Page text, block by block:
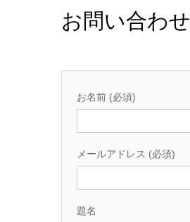
お問い合わせ
お名前 (必須)
メールアドレス (必須)
題名